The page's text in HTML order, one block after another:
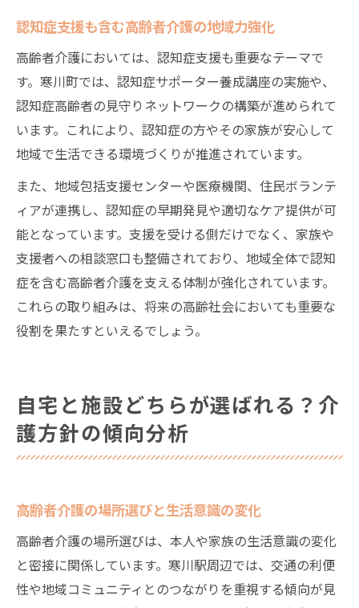
認知症支援も含む高齢者介護の地域力強化
高齢者介護においては、認知症支援も重要なテーマで
す。寒川町では、認知症サポーター養成講座の実施や、
認知症高齢者の見守りネットワークの構築が進められて
います。これにより、認知症の方やその家族が安心して
地域で生活できる環境づくりが推進されています。
また、地域包括支援センターや医療機関、住民ボランテ
ィアが連携し、認知症の早期発見や適切なケア提供が可
能となっています。支援を受ける側だけでなく、家族や
支援者への相談窓口も整備されており、地域全体で認知
症を含む高齢者介護を支える体制が強化されています。
これらの取り組みは、将来の高齢社会においても重要な
役割を果たすといえるでしょう。
自宅と施設どちらが選ばれる？介
護方針の傾向分析
高齢者介護の場所選びと生活意識の変化
高齢者介護の場所選びは、本人や家族の生活意識の変化
と密接に関係しています。寒川駅周辺では、交通の利便
性や地域コミュニティとのつながりを重視する傾向が見